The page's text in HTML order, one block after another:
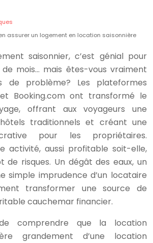
assurer un logement en location saisonnière
saisonnier, c’est génial pour
mois… mais êtes-vous vraiment
de problème? Les plateformes
Booking.com ont transformé le
offrant aux voyageurs une
traditionnels et créant une
pour les propriétaires.
activité, aussi profitable soit-elle,
risques. Un dégât des eaux, un
simple imprudence d’un locataire
transformer une source de
cauchemar financier.
comprendre que la location
grandement d’une location